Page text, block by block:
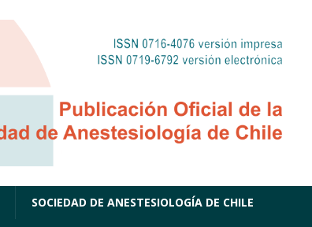
SOCIEDAD DE ANESTESIOLOGÍA DE CHILE